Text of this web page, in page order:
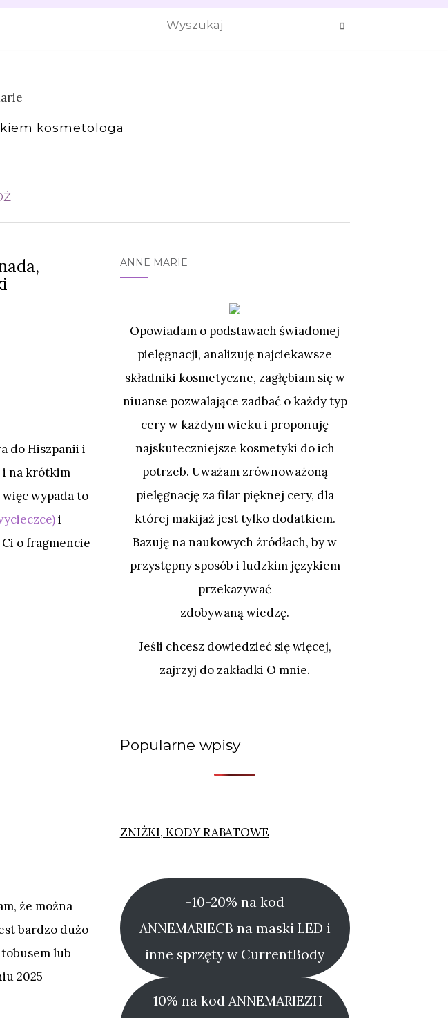
kosmetologa
do Hiszpanii i
i na krótkim
wypada to
i
o fragmencie
że można
bardzo dużo
lub
2025
ANNE MARIE
Opowiadam o podstawach świadomej
pielęgnacji, analizuję najciekawsze
składniki kosmetyczne, zagłębiam się w
niuanse pozwalające zadbać o każdy typ
cery w każdym wieku i proponuję
najskuteczniejsze kosmetyki do ich
potrzeb. Uważam zrównoważoną
pielęgnację za filar pięknej cery, dla
której makijaż jest tylko dodatkiem.
Bazuję na naukowych źródłach, by w
przystępny sposób i ludzkim językiem
przekazywać
zdobywaną wiedzę.
Jeśli chcesz dowiedzieć się więcej,
zajrzyj do zakładki O mnie.
Popularne wpisy
ZNIŻKI, KODY RABATOWE
-10-20% na kod
ANNEMARIECB na maski LED i
inne sprzęty w CurrentBody
-10% na kod ANNEMARIEZH